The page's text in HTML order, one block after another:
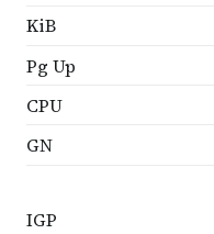
KiB
Pg Up
CPU
GN
IGP